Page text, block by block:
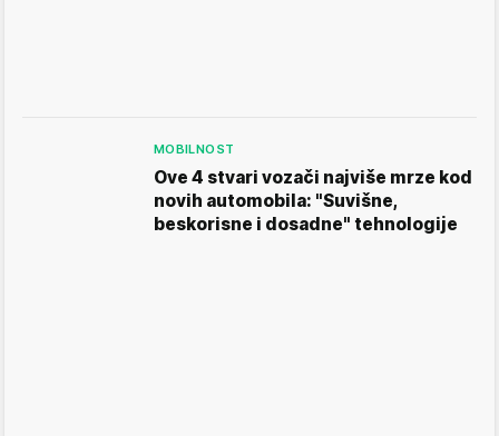
MOBILNOST
Ove 4 stvari vozači najviše mrze kod
novih automobila: "Suvišne,
beskorisne i dosadne" tehnologije